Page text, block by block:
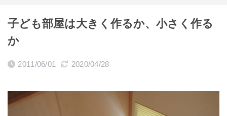
子ども部屋は大きく作るか、小さく作る
か
2011/06/01 2020/04/28